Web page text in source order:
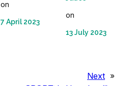
on
7 April 2023
on
13 July 2023
Next »